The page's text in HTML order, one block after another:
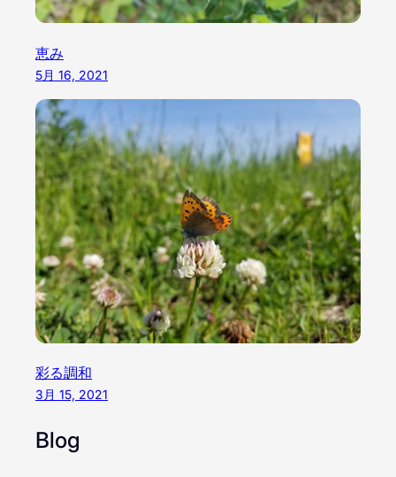
恵み
5月 16, 2021
彩る調和
3月 15, 2021
Blog